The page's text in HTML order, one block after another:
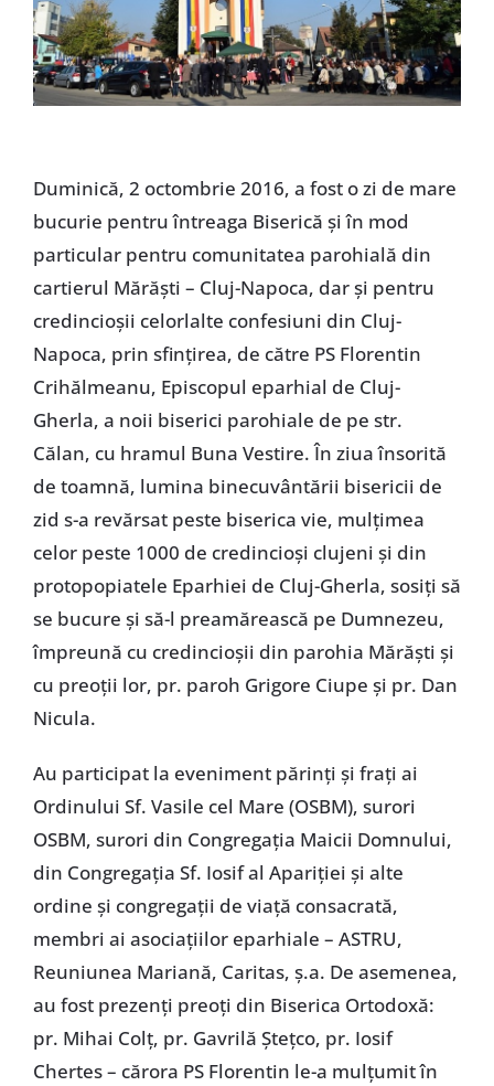
Duminică, 2 octombrie 2016, a fost o zi de mare
bucurie pentru întreaga Biserică și în mod
particular pentru comunitatea parohială din
cartierul Mărăști – Cluj-Napoca, dar și pentru
credincioșii celorlalte confesiuni din Cluj-
Napoca, prin sfințirea, de către PS Florentin
Crihălmeanu, Episcopul eparhial de Cluj-
Gherla, a noii biserici parohiale de pe str.
Călan, cu hramul Buna Vestire. În ziua însorită
de toamnă, lumina binecuvântării bisericii de
zid s-a revărsat peste biserica vie, mulțimea
celor peste 1000 de credincioși clujeni și din
protopopiatele Eparhiei de Cluj-Gherla, sosiți să
se bucure și să-l preamărească pe Dumnezeu,
împreună cu credincioșii din parohia Mărăști și
cu preoții lor, pr. paroh Grigore Ciupe și pr. Dan
Nicula.
Au participat la eveniment părinți și frați ai
Ordinului Sf. Vasile cel Mare (OSBM), surori
OSBM, surori din Congregația Maicii Domnului,
din Congregația Sf. Iosif al Apariției și alte
ordine și congregații de viață consacrată,
membri ai asociațiilor eparhiale – ASTRU,
Reuniunea Mariană, Caritas, ş.a. De asemenea,
au fost prezenți preoți din Biserica Ortodoxă:
pr. Mihai Colț, pr. Gavrilă Ștețco, pr. Iosif
Chertes – cărora PS Florentin le-a mulțumit în